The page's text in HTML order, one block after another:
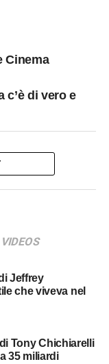
Cinema
c’è di vero e
VIDEOS
che viveva nel
35 miliardi